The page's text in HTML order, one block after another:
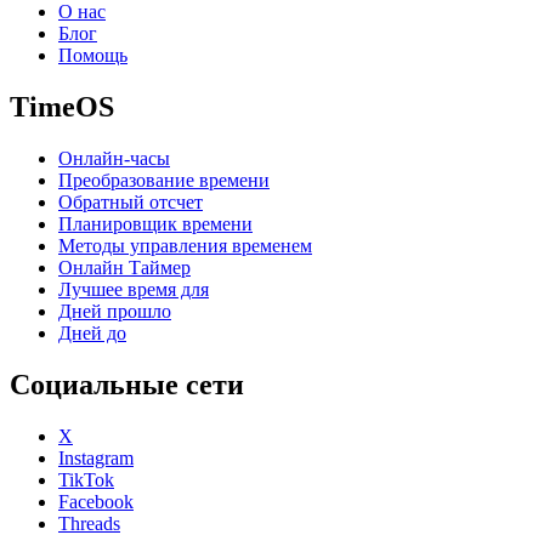
О нас
Блог
Помощь
TimeOS
Онлайн-часы
Преобразование времени
Обратный отсчет
Планировщик времени
Методы управления временем
Онлайн Таймер
Лучшее время для
Дней прошло
Дней до
Социальные сети
X
Instagram
TikTok
Facebook
Threads